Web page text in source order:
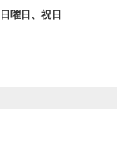
曜日、祝日